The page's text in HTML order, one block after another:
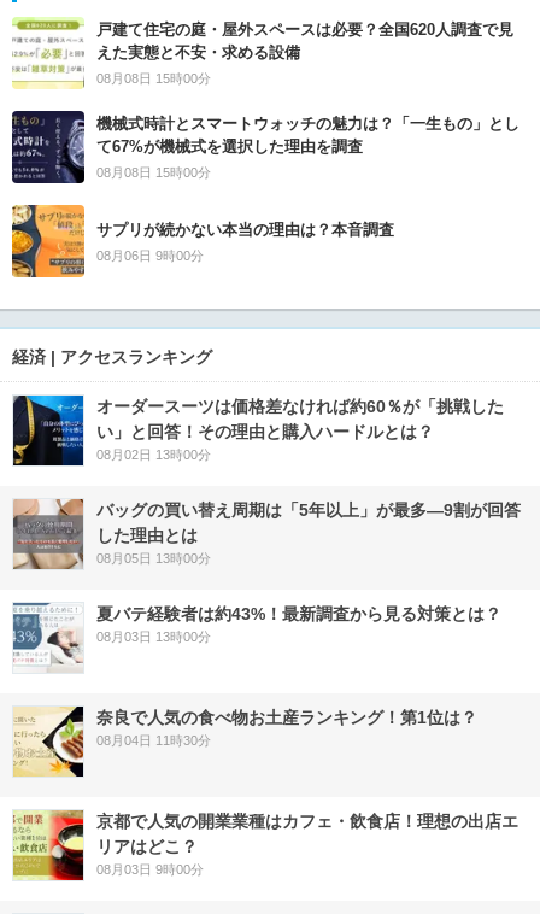
戸建て住宅の庭・屋外スペースは必要？全国620人調査で見
えた実態と不安・求める設備
08月08日 15時00分
機械式時計とスマートウォッチの魅力は？「一生もの」とし
て67%が機械式を選択した理由を調査
08月08日 15時00分
サプリが続かない本当の理由は？本音調査
08月06日 9時00分
経済 | アクセスランキング
オーダースーツは価格差なければ約60％が「挑戦した
い」と回答！その理由と購入ハードルとは？
08月02日 13時00分
バッグの買い替え周期は「5年以上」が最多―9割が回答
した理由とは
08月05日 13時00分
夏バテ経験者は約43%！最新調査から見る対策とは？
08月03日 13時00分
奈良で人気の食べ物お土産ランキング！第1位は？
08月04日 11時30分
京都で人気の開業業種はカフェ・飲食店！理想の出店エ
リアはどこ？
08月03日 9時00分